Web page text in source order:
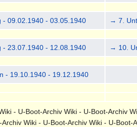
09.02.1940 - 03.05.1940 → 7.
23.07.1940 - 12.08.1940 → 10.
- 19.10.1940 - 19.12.1940
- U-Boot-Archiv Wiki - U-Boot-Archiv
Wiki - U-Boot-Archiv Wiki - U-